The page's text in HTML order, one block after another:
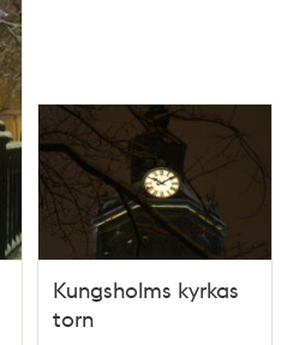
Kungsholms kyrkas
torn